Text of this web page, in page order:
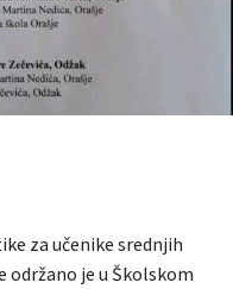
za učenike srednjih
održano je u Školskom